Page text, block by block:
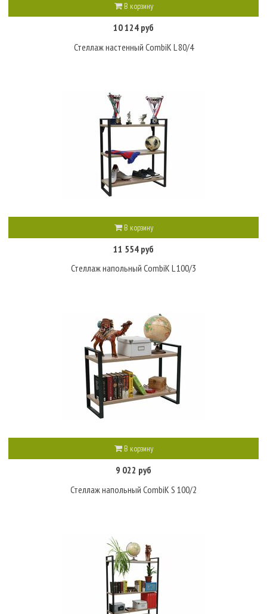
В корзину
10 124 руб
Стеллаж настенный CombiK L 80/4
В корзину
11 554 руб
Стеллаж напольный CombiK L 100/3
В корзину
9 022 руб
Стеллаж напольный CombiK S 100/2